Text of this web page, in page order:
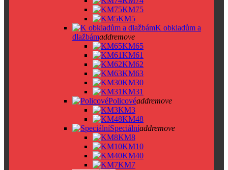
KM75
KM5
K obkladům a
dlažbámaddremove
KM65
KM61
KM62
KM63
KM30
KM31
Policovéaddremove
KM3
KM48
Speciálníaddremove
KM8
KM10
KM40
KM7